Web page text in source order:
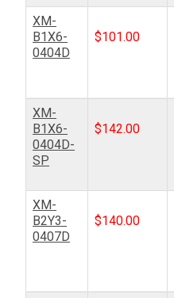
XM-
B1X6-
0404D
$101.00
XM-
B1X6-
0404D-
SP
$142.00
XM-
B2Y3-
0407D
$140.00